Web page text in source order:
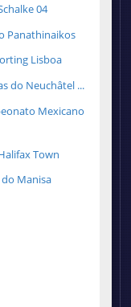
04
Panathinaikos
Lisboa
do Neuchâtel ...
Mexicano
Town
Manisa